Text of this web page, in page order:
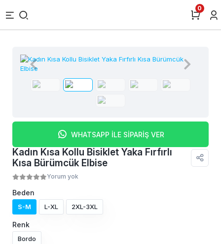
0
WHATSAPP İLE SİPARİŞ VER
Kadın Kısa Kollu Bisiklet Yaka Fırfırlı
Kısa Bürümcük Elbise
Yorum yok
Beden
S-M L-XL 2XL-3XL
Renk
Bordo